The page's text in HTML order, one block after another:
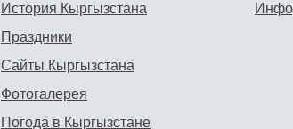
История Кыргызстана
Праздники
Сайты Кыргызстана
Фотогалерея
Погода в Кыргызстане